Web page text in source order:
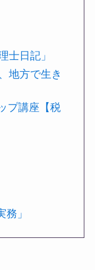
士日記」
地方で生き
プ講座【税
」